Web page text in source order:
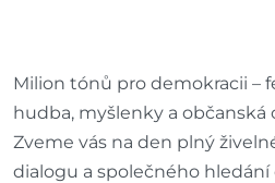
Milion tónů pro demokracii –
hudba, myšlenky a občanská
Zveme vás na den plný
dialogu a společného